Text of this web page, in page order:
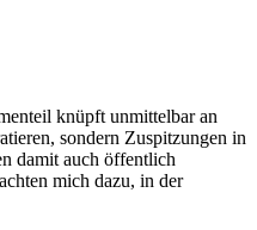
knüpft unmittelbar an
sondern Zuspitzungen in
damit auch öffentlich
mich dazu, in der